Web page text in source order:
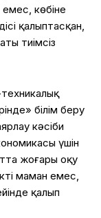
емес, көбіне
қалыптасқан,
тиімсіз
білім беру
кәсіби
үшін
жоғары оқу
маман емес,
қалып